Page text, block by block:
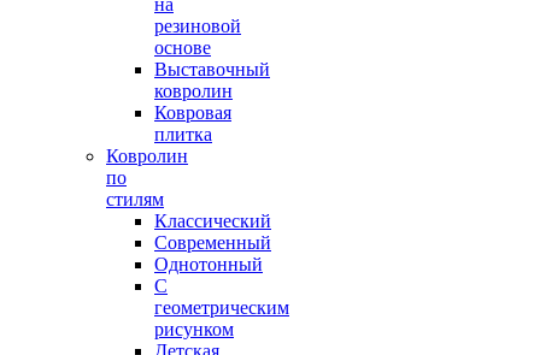
резиновой
основе
Выставочный
ковролин
Ковровая
плитка
Ковролин
по
стилям
Классический
Современный
Однотонный
С
геометрическим
рисунком
Детская